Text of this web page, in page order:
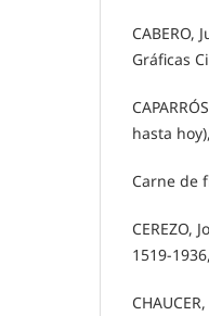
Gráficas
hasta
Carne de
CEREZO,
1519-